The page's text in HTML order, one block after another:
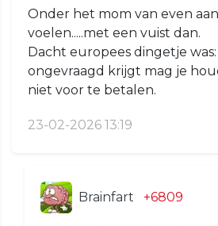
Onder het mom van even
voelen.....met een vuist dan.
Dacht europees dingetje
ongevraagd krijgt mag je
niet voor te betalen.
23-02-2026 13:19
Brainfart +6809